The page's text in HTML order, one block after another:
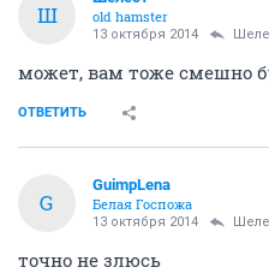
Ш
old hamster
13 октября 2014
может, вам тоже смешно
ОТВЕТИТЬ
G
GuimpLena
Белая Госпожа
13 октября 2014
точно не злюсь